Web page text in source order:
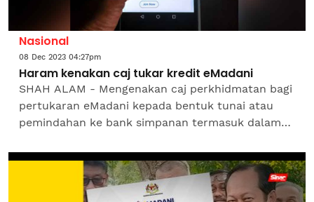
Nasional
08 Dec 2023 04:27pm
Haram kenakan caj tukar kredit eMadani
SHAH ALAM - Mengenakan caj perkhidmatan bagi
pertukaran eMadani kepada bentuk tunai atau
pemindahan ke bank simpanan termasuk dalam
Mufti Wilayah Kuala...